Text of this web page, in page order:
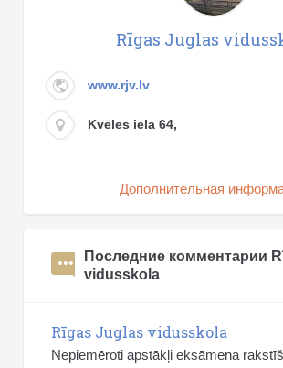
Rīgas Juglas
www.rjv.lv
Kvēles iela 64,
Дополнительная
Последние комментарии
vidusskola
Rīgas Juglas vidusskola
Nepiemēroti apstākļi eksāmena